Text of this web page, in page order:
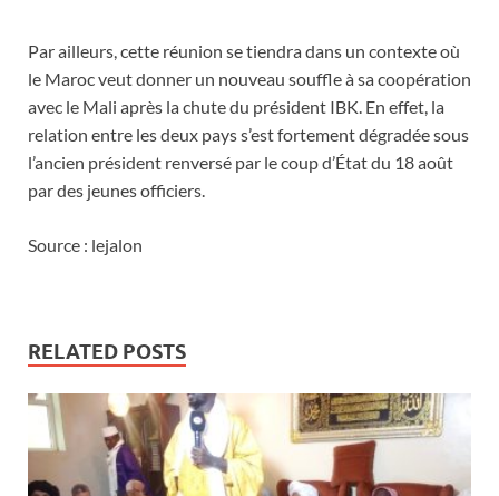
Par ailleurs, cette réunion se tiendra dans un contexte où
le Maroc veut donner un nouveau souffle à sa coopération
avec le Mali après la chute du président IBK. En effet, la
relation entre les deux pays s’est fortement dégradée sous
l’ancien président renversé par le coup d’État du 18 août
par des jeunes officiers.
Source : lejalon
RELATED POSTS